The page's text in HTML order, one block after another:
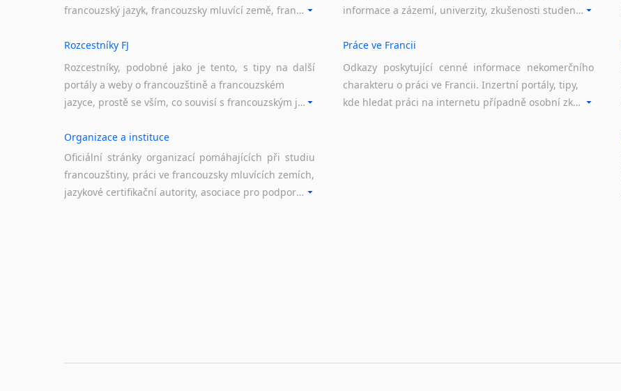
Maorština
Moldavština
Mongolština
Nepálština
Nilosaharské jazyky
francouzský jazyk, francouzsky mluvící země, francouzské portály apod. Rubrika obsahuje zejména komplexní a maximálně kvalitní stránky využitelné ke studiu francouzštiny.
Rozcestníky FJ
Rozcestníky, podobné jako je tento, s tipy na další
portály a weby o francouzštině a francouzském
jazyce, prostě se vším, co souvisí s francouzským jazykem a jeho využitím.
Organizace a instituce
Oficiální stránky organizací pomáhajících při studiu
francouzštiny, práci ve francouzsky mluvících zemích,
jazykové certifikační autority, asociace pro podporu jazykového vzdělávání ad.
informace a zázemí, univerzity, zkušenosti studentů.
Práce ve Francii
Odkazy poskytující cenné informace nekomerčního
charakteru o práci ve Francii. Inzertní portály, tipy,
kde hledat práci na internetu případně osobní zkušenosti ostatních.